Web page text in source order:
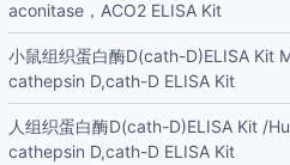
aconitase，ACO2 ELISA Kit
小鼠组织蛋白酶D(cath-D)ELISA Kit
cathepsin D,cath-D ELISA Kit
人组织蛋白酶D(cath-D)ELISA Kit /
cathepsin D,cath-D ELISA Kit